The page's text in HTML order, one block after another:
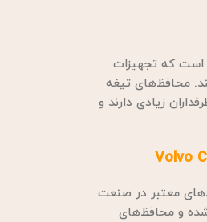
است که تجهیزات
محافظ‌های تیغه
زیادی دارند و
Volvo
معتبر در صنعت
و محافظ‌های